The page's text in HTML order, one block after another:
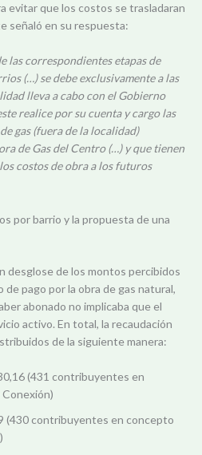
evitar que los costos se trasladaran
señaló en su respuesta:
las correspondientes etapas de
(…) se debe exclusivamente a las
lleva a cabo con el Gobierno
realice por su cuenta y cargo las
gas (fuera de la localidad)
de Gas del Centro (…) y que tienen
costos de obra a los futuros
por barrio y la propuesta de una
desglose de los montos percibidos
pago por la obra de gas natural,
abonado no implicaba que el
activo. En total, la recaudación
de la siguiente manera:
(431 contribuyentes en
(430 contribuyentes en concepto